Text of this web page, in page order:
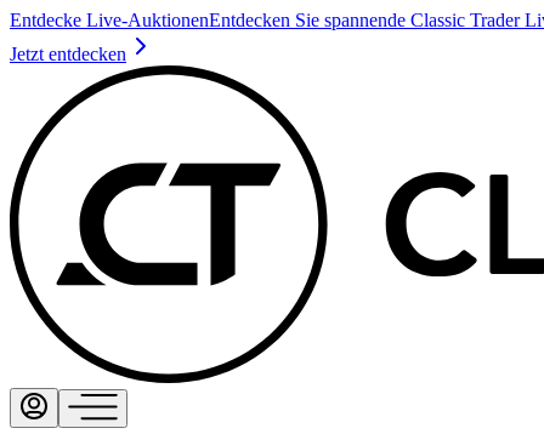
Entdecke Live-AuktionenEntdecken Sie spannende Classic Trader
Jetzt entdecken